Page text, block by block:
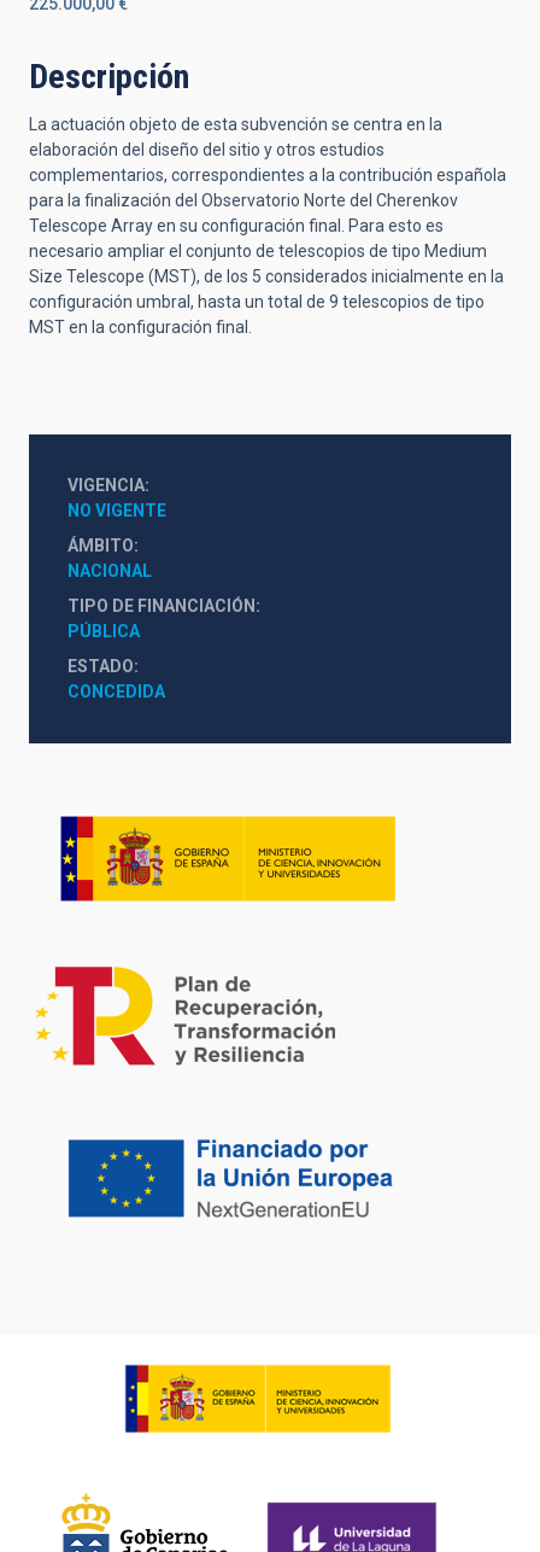
Descripción
La actuación objeto de esta subvención se centra en la
elaboración del diseño del sitio y otros estudios
complementarios, correspondientes a la contribución española
para la finalización del Observatorio Norte del Cherenkov
Telescope Array en su configuración final. Para esto es
necesario ampliar el conjunto de telescopios de tipo Medium
Size Telescope (MST), de los 5 considerados inicialmente en la
configuración umbral, hasta un total de 9 telescopios de tipo
MST en la configuración final.
VIGENCIA
NO VIGENTE
ÁMBITO
NACIONAL
TIPO DE FINANCIACIÓN
PÚBLICA
ESTADO
CONCEDIDA